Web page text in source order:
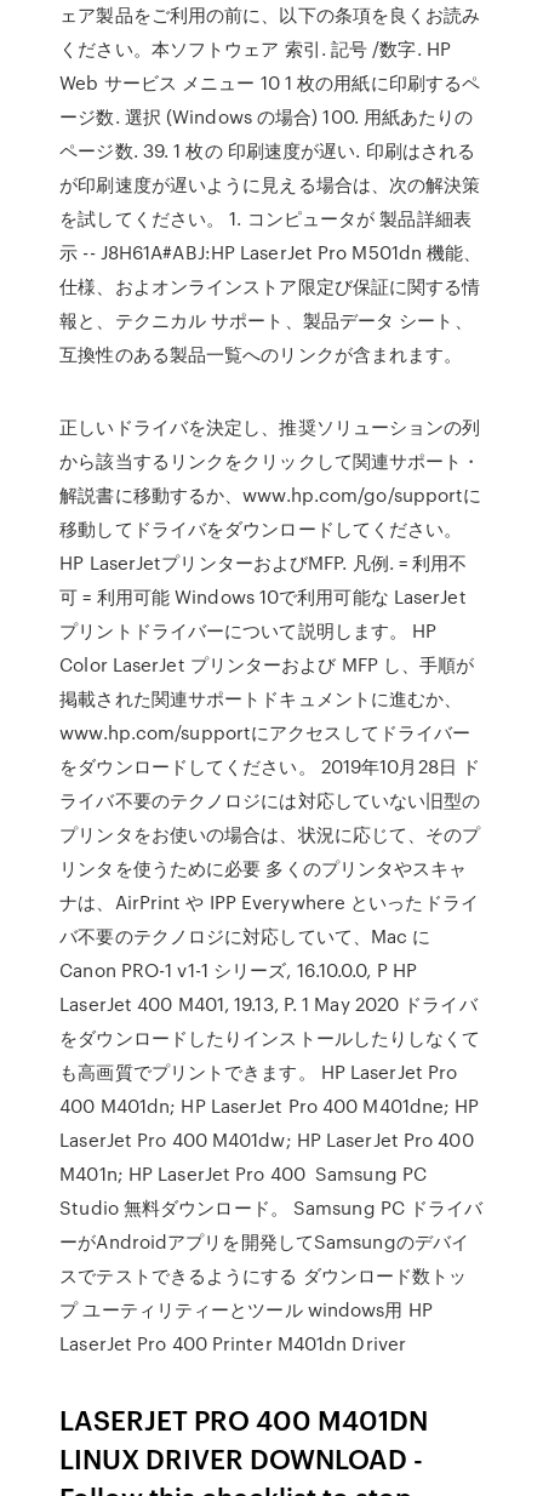
ェア製品をご利用の前に、以下の条項を良くお読み
ください。本ソフトウェア 索引. 記号 /数字. HP
Web サービス メニュー 10 1 枚の用紙に印刷するペ
ージ数. 選択 (Windows の場合) 100. 用紙あたりの
ページ数. 39. 1 枚の 印刷速度が遅い. 印刷はされる
が印刷速度が遅いように見える場合は、次の解決策
を試してください。 1. コンピュータが 製品詳細表
示 -- J8H61A#ABJ:HP LaserJet Pro M501dn 機能、
仕様、およオンラインストア限定び保証に関する情
報と、テクニカル サポート、製品データ シート、
互換性のある製品一覧へのリンクが含まれます。
正しいドライバを決定し、推奨ソリューションの列
から該当するリンクをクリックして関連サポート・
解説書に移動するか、www.hp.com/go/supportに
移動してドライバをダウンロードしてください。
HP LaserJetプリンターおよびMFP. 凡例. = 利用不
可 = 利用可能 Windows 10で利用可能な LaserJet
プリントドライバーについて説明します。 HP
Color LaserJet プリンターおよび MFP し、手順が
掲載された関連サポートドキュメントに進むか、
www.hp.com/supportにアクセスしてドライバー
をダウンロードしてください。 2019年10月28日 ド
ライバ不要のテクノロジには対応していない旧型の
プリンタをお使いの場合は、状況に応じて、そのプ
リンタを使うために必要 多くのプリンタやスキャ
ナは、AirPrint や IPP Everywhere といったドライ
バ不要のテクノロジに対応していて、Mac に
Canon PRO-1 v1-1 シリーズ, 16.10.0.0, P HP
LaserJet 400 M401, 19.13, P. 1 May 2020 ドライバ
をダウンロードしたりインストールしたりしなくて
も高画質でプリントできます。 HP LaserJet Pro
400 M401dn; HP LaserJet Pro 400 M401dne; HP
LaserJet Pro 400 M401dw; HP LaserJet Pro 400
M401n; HP LaserJet Pro 400 Samsung PC
Studio 無料ダウンロード。 Samsung PC ドライバ
ーがAndroidアプリを開発してSamsungのデバイ
スでテストできるようにする ダウンロード数トッ
プ ユーティリティーとツール windows用 HP
LaserJet Pro 400 Printer M401dn Driver
LASERJET PRO 400 M401DN
LINUX DRIVER DOWNLOAD -